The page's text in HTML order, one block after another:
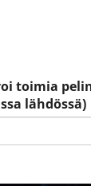
toimia
lähdössä)